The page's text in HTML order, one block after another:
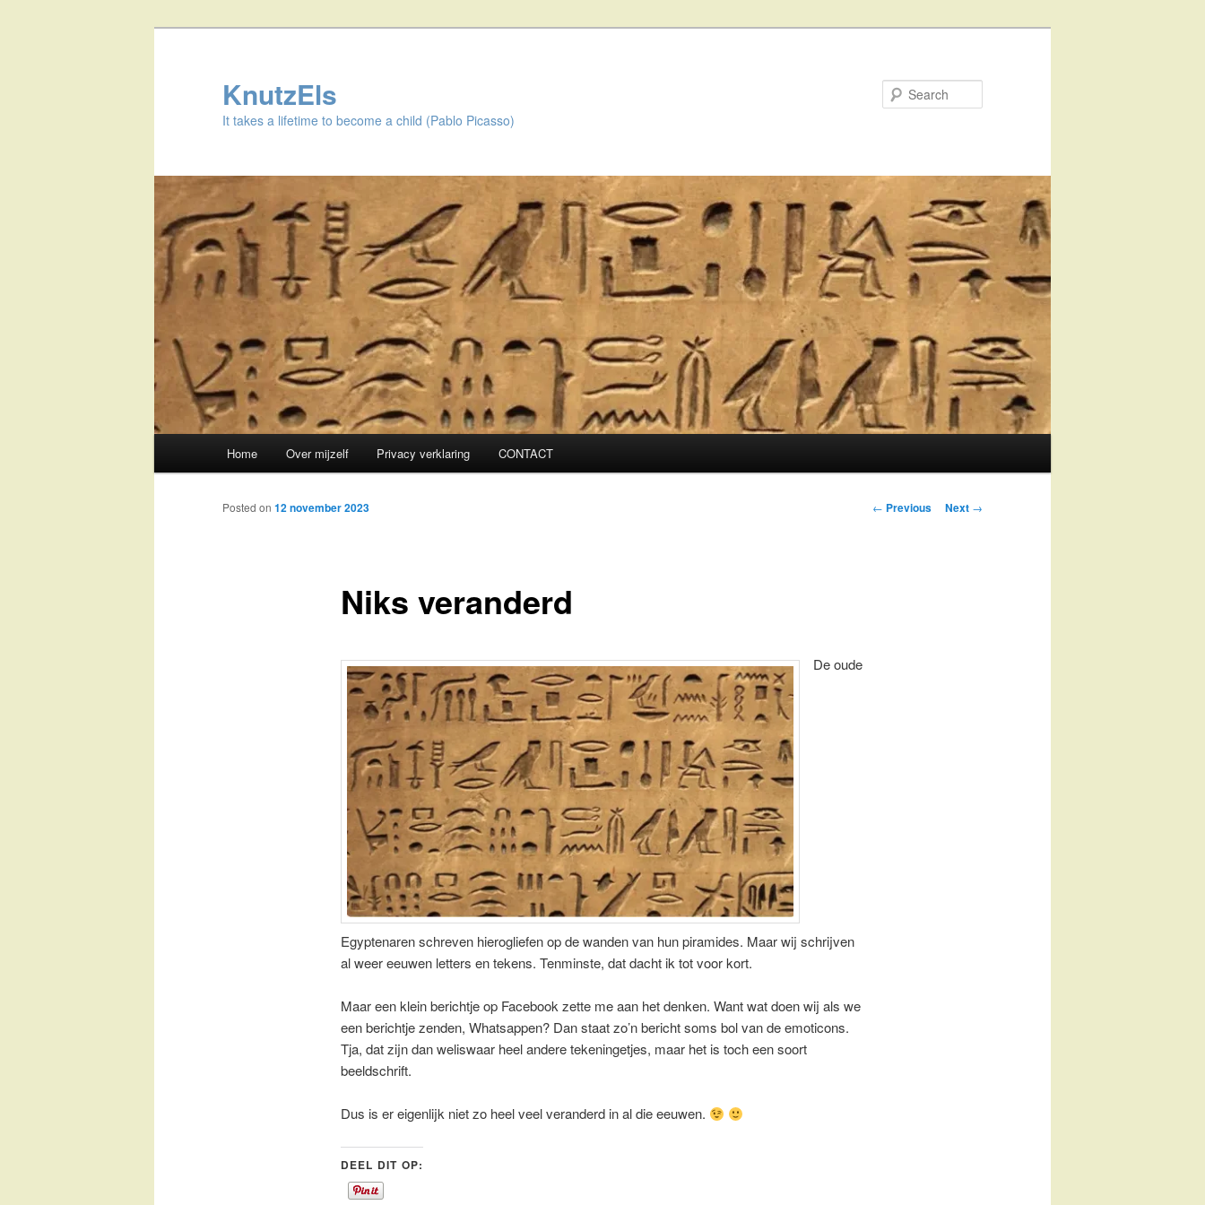
KnutzEls
It takes a lifetime to become a child (Pablo Picasso)
Skip
to
Home Over mijzelf Privacy verklaring CONTACT
Post
← Previous Next →
Niks veranderd
Posted on 12 november 2023
De oude
Egyptenaren schreven hierogliefen op de wanden van hun piramides. Maar wij schrijven
al weer eeuwen letters en tekens. Tenminste, dat dacht ik tot voor kort.
Maar een klein berichtje op Facebook zette me aan het denken. Want wat doen wij als we
een berichtje zenden, Whatsappen? Dan staat zo’n bericht soms bol van de emoticons.
Tja, dat zijn dan weliswaar heel andere tekeningetjes, maar het is toch een soort
beeldschrift.
Dus is er eigenlijk niet zo heel veel veranderd in al die eeuwen.
DEEL DIT OP: